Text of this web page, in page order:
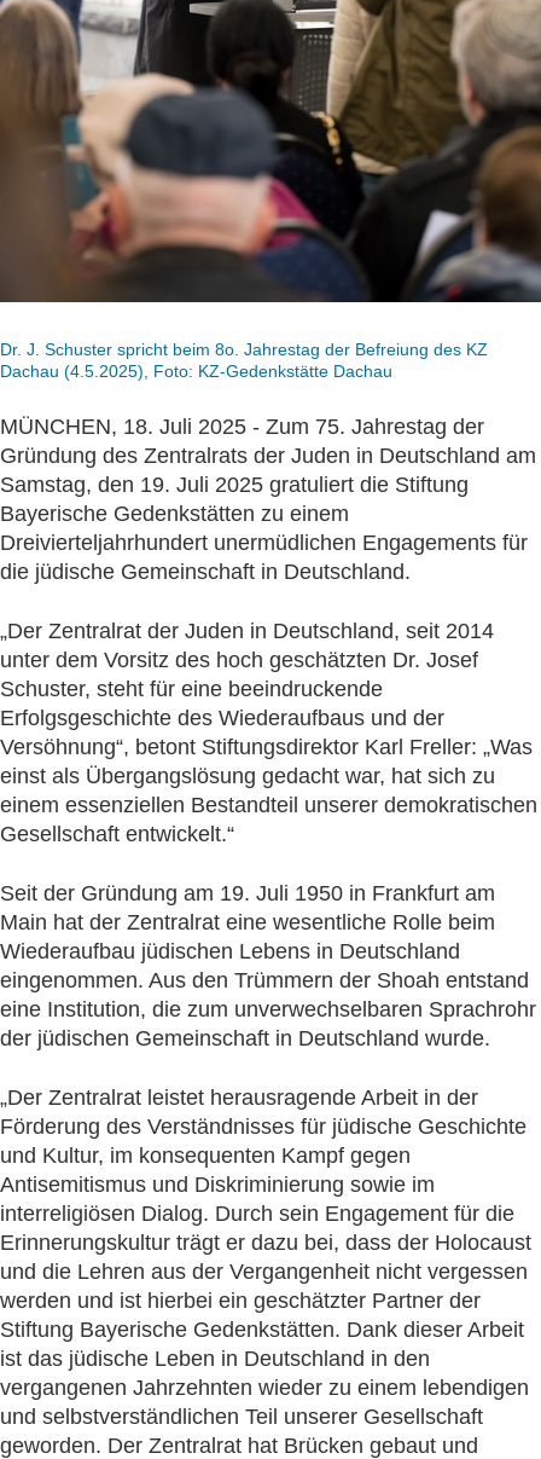
Dr. J. Schuster spricht beim 8o. Jahrestag der Befreiung des KZ
Dachau (4.5.2025), Foto: KZ-Gedenkstätte Dachau
MÜNCHEN, 18. Juli 2025 - Zum 75. Jahrestag der
Gründung des Zentralrats der Juden in Deutschland am
Samstag, den 19. Juli 2025 gratuliert die Stiftung
Bayerische Gedenkstätten zu einem
Dreivierteljahrhundert unermüdlichen Engagements für
die jüdische Gemeinschaft in Deutschland.
„Der Zentralrat der Juden in Deutschland, seit 2014
unter dem Vorsitz des hoch geschätzten Dr. Josef
Schuster, steht für eine beeindruckende
Erfolgsgeschichte des Wiederaufbaus und der
Versöhnung“, betont Stiftungsdirektor Karl Freller: „Was
einst als Übergangslösung gedacht war, hat sich zu
einem essenziellen Bestandteil unserer demokratischen
Gesellschaft entwickelt.“
Seit der Gründung am 19. Juli 1950 in Frankfurt am
Main hat der Zentralrat eine wesentliche Rolle beim
Wiederaufbau jüdischen Lebens in Deutschland
eingenommen. Aus den Trümmern der Shoah entstand
eine Institution, die zum unverwechselbaren Sprachrohr
der jüdischen Gemeinschaft in Deutschland wurde.
„Der Zentralrat leistet herausragende Arbeit in der
Förderung des Verständnisses für jüdische Geschichte
und Kultur, im konsequenten Kampf gegen
Antisemitismus und Diskriminierung sowie im
interreligiösen Dialog. Durch sein Engagement für die
Erinnerungskultur trägt er dazu bei, dass der Holocaust
und die Lehren aus der Vergangenheit nicht vergessen
werden und ist hierbei ein geschätzter Partner der
Stiftung Bayerische Gedenkstätten. Dank dieser Arbeit
ist das jüdische Leben in Deutschland in den
vergangenen Jahrzehnten wieder zu einem lebendigen
und selbstverständlichen Teil unserer Gesellschaft
geworden. Der Zentralrat hat Brücken gebaut und